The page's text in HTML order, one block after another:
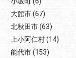
大館市(67)
北秋田市(63)
上小阿仁村(14)
能代市(153)